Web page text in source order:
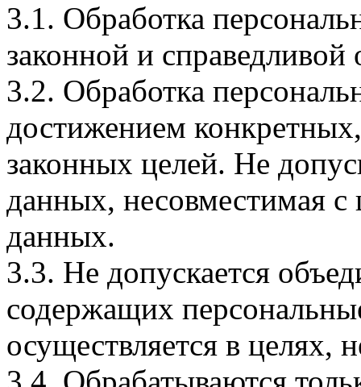
3.1. Обработка
законной и справедливой
3.2. Обработка
достижением
законных целей. Не
данных, несовместимая
данных.
3.3. Не допускается
содержащих
осуществляется в